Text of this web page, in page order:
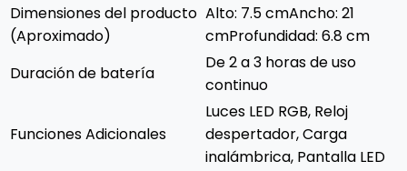
Dimensiones del producto
(Aproximado)
Alto: 7.5 cmAncho: 21
cmProfundidad: 6.8 cm
Duración de batería
De 2 a 3 horas de uso
continuo
Funciones Adicionales
Luces LED RGB, Reloj
despertador, Carga
inalámbrica, Pantalla LED